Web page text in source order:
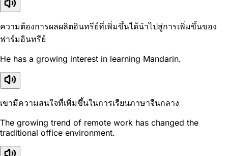
ความต้องการผลผลิตอินทรีย์ที่เพิ่มขึ้นได้นำไปสู่การเพิ่มขึ้นของ
ฟาร์มอินทรีย์
He has a growing interest in learning Mandarin.
เขามีความสนใจที่เพิ่มขึ้นในการเรียนภาษาจีนกลาง
The growing trend of remote work has changed the
traditional office environment.